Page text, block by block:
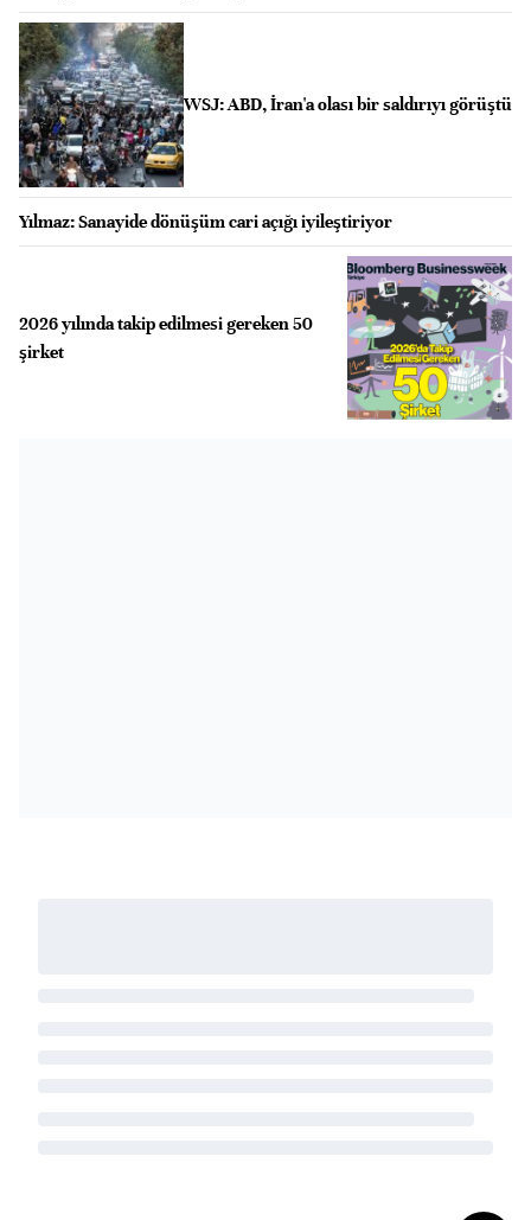
WSJ: ABD, İran'a olası bir saldırıyı görüştü
Yılmaz: Sanayide dönüşüm cari açığı iyileştiriyor
2026 yılında takip edilmesi gereken 50
şirket